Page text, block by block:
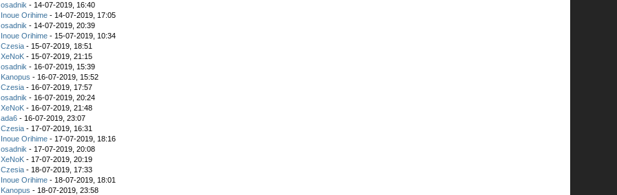
osadnik - 14-07-2019, 16:40
Inoue Orihime - 14-07-2019, 17:05
osadnik - 14-07-2019, 20:39
Inoue Orihime - 15-07-2019, 10:34
Czesia - 15-07-2019, 18:51
XeNoK - 15-07-2019, 21:15
osadnik - 16-07-2019, 15:39
Kanopus - 16-07-2019, 15:52
Czesia - 16-07-2019, 17:57
osadnik - 16-07-2019, 20:24
XeNoK - 16-07-2019, 21:48
ada6 - 16-07-2019, 23:07
Czesia - 17-07-2019, 16:31
Inoue Orihime - 17-07-2019, 18:16
osadnik - 17-07-2019, 20:08
XeNoK - 17-07-2019, 20:19
Czesia - 18-07-2019, 17:33
Inoue Orihime - 18-07-2019, 18:01
Kanopus - 18-07-2019, 23:58